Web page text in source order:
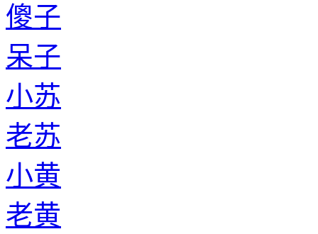
傻子
呆子
小苏
老苏
小黄
老黄